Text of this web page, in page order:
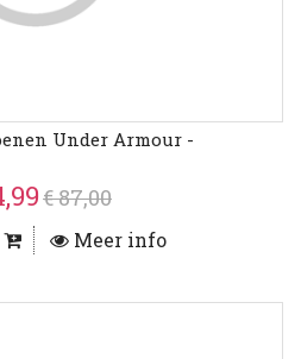
Under Armour -
€ 87,00
Meer info